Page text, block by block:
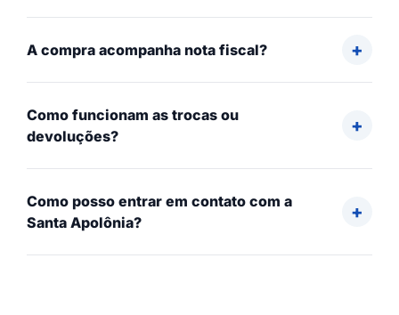
A compra acompanha nota fiscal?
Como funcionam as trocas ou
devoluções?
Como posso entrar em contato com a
Santa Apolônia?